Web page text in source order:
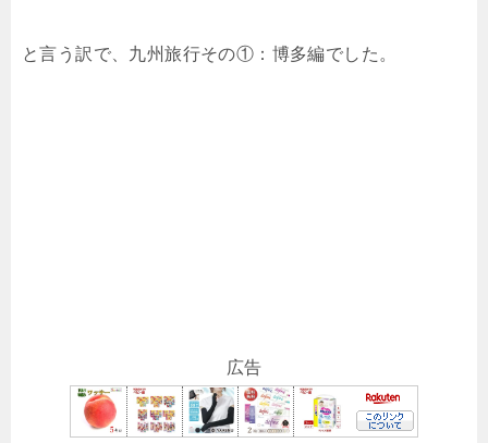
と言う訳で、九州旅行その①：博多編でした。
広告